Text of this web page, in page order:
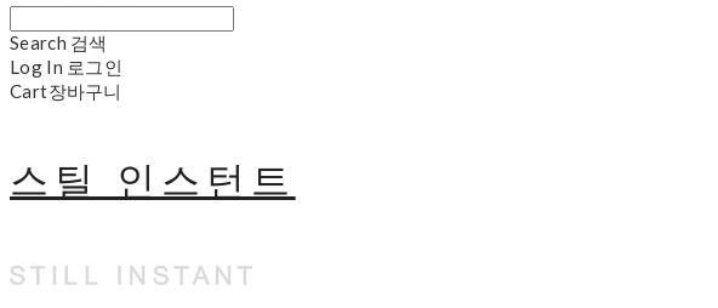
Search 검색
Log In 로그인
Cart장바구니
스틸 인스턴트